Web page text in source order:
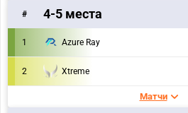
# 4-5 места
1 Azure Ray
2 Xtreme
Матчи